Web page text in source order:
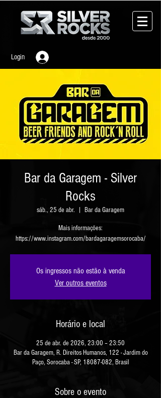
Login
Bar da Garagem - Silver
Rocks
sáb., 25 de abr. Bar da Garagem
Mais informações:
https://www.instagram.com/bardagaragemsorocaba/
Os ingressos não estão à venda
Ver outros eventos
Horário e local
25 de abr. de 2026, 23:00 – 23:50
Bar da Garagem, R. Direitos Humanos, 122 - Jardim do
Paço, Sorocaba - SP, 18087-082, Brasil
Sobre o evento